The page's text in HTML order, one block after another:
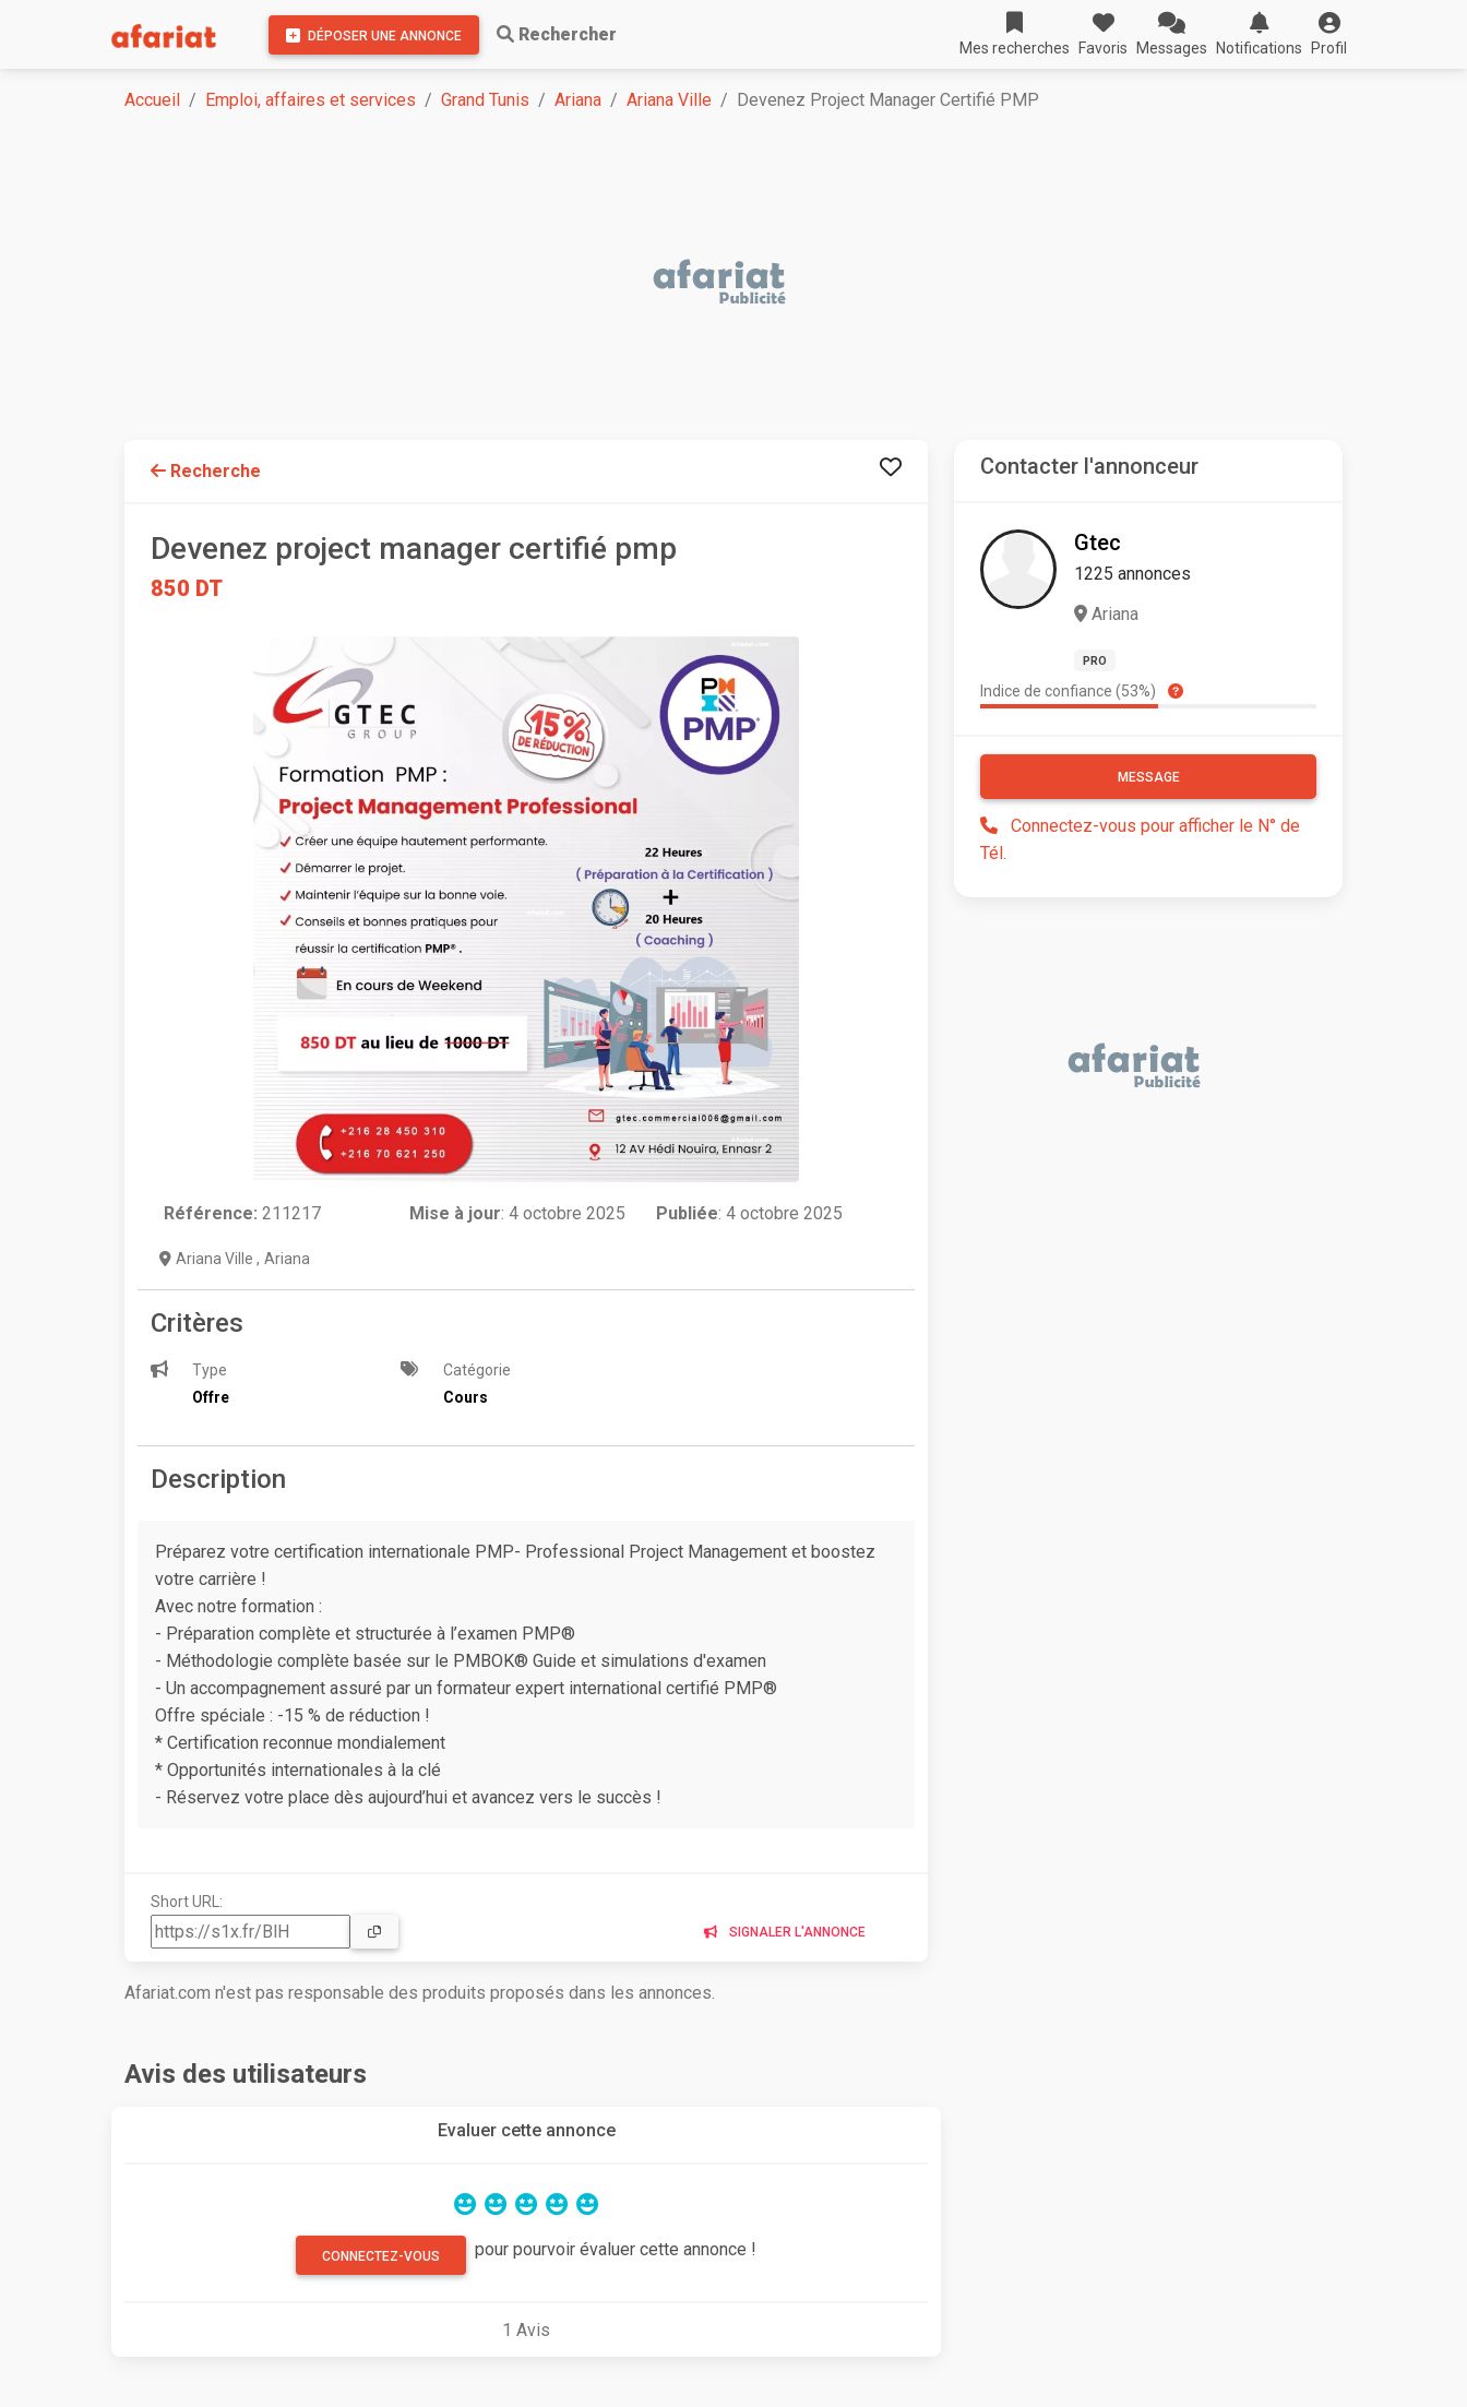
DÉPOSER UNE ANNONCE Rechercher
Mes recherches Favoris Messages Notifications Profil
Accueil Emploi, affaires et services Grand Tunis Ariana Ariana Ville Devenez Project Manager Certifié PMP
Recherche
Devenez project manager certifié pmp
850 DT
Référence: 211217 Mise à jour:4 octobre 2025 Publiée: 4 octobre 2025
Ariana Ville , Ariana
Critères
Type
Offre
Catégorie
Cours
Description
Préparez votre certification internationale PMP- Professional Project Management et boostez
votre carrière !
Avec notre formation :
- Préparation complète et structurée à l’examen PMP®
- Méthodologie complète basée sur le PMBOK® Guide et simulations d'examen
- Un accompagnement assuré par un formateur expert international certifié PMP®
Offre spéciale : -15 % de réduction !
* Certification reconnue mondialement
* Opportunités internationales à la clé
- Réservez votre place dès aujourd’hui et avancez vers le succès !
Short URL:
SIGNALER L'ANNONCE
Afariat.com n'est pas responsable des produits proposés dans les annonces.
Avis des utilisateurs
Evaluer cette annonce
CONNECTEZ-VOUS pour pourvoir évaluer cette annonce !
1 Avis
Contacter l'annonceur
Gtec
1225 annonces
Ariana
PRO
Indice de confiance (53%)
MESSAGE
Connectez-vous pour afficher le N° de
Tél.